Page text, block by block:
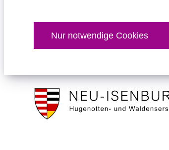
Nur notwendige Cookies
Stadt
Isenburg